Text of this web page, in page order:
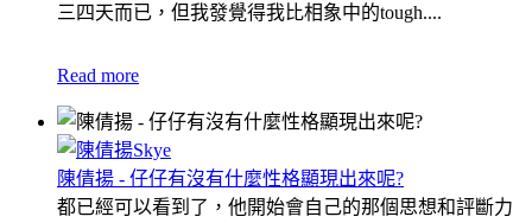
三四天而已，但我發覺得我比相象中的tough....
Read more
陳倩揚 - 仔仔有沒有什麼性格顯現出來呢?
都已經可以看到了，他開始會自己的那個思想和評斷力